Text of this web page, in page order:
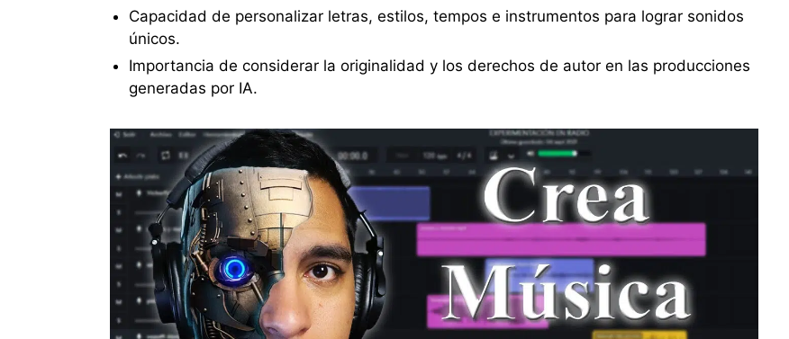
Capacidad de personalizar letras, estilos, tempos e instrumentos para lograr sonidos
únicos.
Importancia de considerar la originalidad y los derechos de autor en las producciones
generadas por IA.